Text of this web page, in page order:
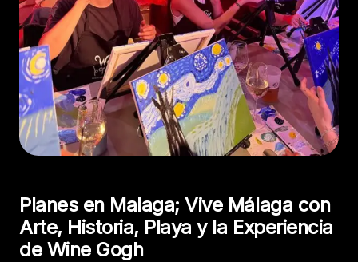
Planes en Malaga; Vive Málaga con
Arte, Historia, Playa y la Experiencia
de Wine Gogh